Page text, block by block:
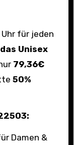
für jeden
Unisex
79,36€
50%
Damen &